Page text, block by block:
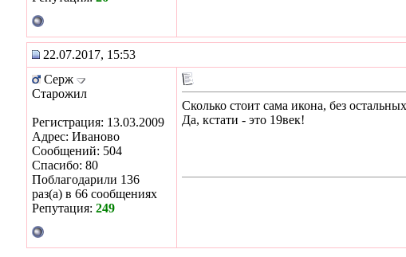
22.07.2017, 15:53
Серж
Старожил
Регистрация: 13.03.2009
Адрес: Иваново
Сообщений: 504
Спасибо: 80
Поблагодарили 136
раз(а) в 66 сообщениях
Репутация: 249
Сколько стоит сама икона, без
Да, кстати - это 19век!